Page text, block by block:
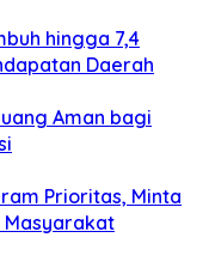
hingga 7,4
Daerah
Aman bagi
Prioritas, Minta
Masyarakat